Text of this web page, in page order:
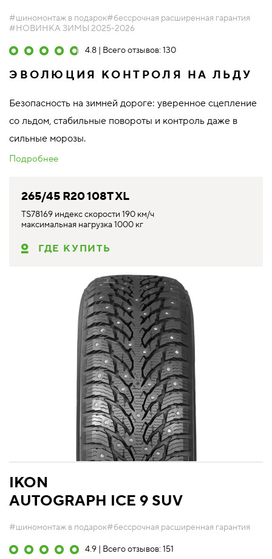
#шиномонтаж в подарок#бессрочная расширенная гарантия
#НОВИНКА ЗИМЫ 2025-2026
4.8 | Всего отзывов: 130
ЭВОЛЮЦИЯ КОНТРОЛЯ НА ЛЬДУ
Безопасность на зимней дороге: уверенное сцепление
со льдом, стабильные повороты и контроль даже в
сильные морозы.
Подробнее
265/45 R20 108T XL
TS78169 индекс скорости 190 км/ч
максимальная нагрузка 1000 кг
ГДЕ КУПИТЬ
IKON
AUTOGRAPH ICE 9 SUV
#шиномонтаж в подарок#бессрочная расширенная гарантия
4.9 | Всего отзывов: 151